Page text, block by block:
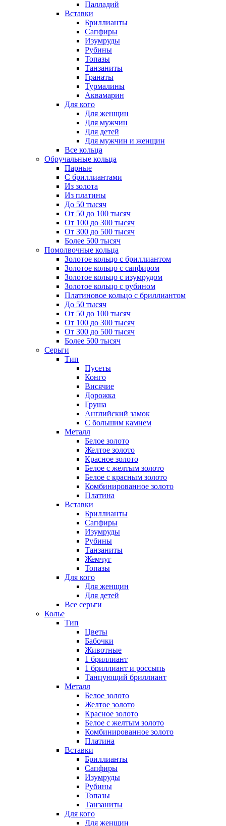
Палладий
Вставки
Бриллианты
Сапфиры
Изумруды
Рубины
Топазы
Танзаниты
Гранаты
Турмалины
Аквамарин
Для кого
Для женщин
Для мужчин
Для детей
Для мужчин и женщин
Все кольца
Обручальные кольца
Парные
С бриллиантами
Из золота
Из платины
До 50 тысяч
От 50 до 100 тысяч
От 100 до 300 тысяч
От 300 до 500 тысяч
Более 500 тысяч
Помолвочные кольца
Золотое кольцо с бриллиантом
Золотое кольцо с сапфиром
Золотое кольцо с изумрудом
Золотое кольцо с рубином
Платиновое кольцо с бриллиантом
До 50 тысяч
От 50 до 100 тысяч
От 100 до 300 тысяч
От 300 до 500 тысяч
Более 500 тысяч
Серьги
Тип
Пусеты
Конго
Висячие
Дорожка
Груша
Английский замок
С большим камнем
Металл
Белое золото
Желтое золото
Красное золото
Белое с желтым золото
Белое с красным золото
Комбинированное золото
Платина
Вставки
Бриллианты
Сапфиры
Изумруды
Рубины
Танзаниты
Жемчуг
Топазы
Для кого
Для женщин
Для детей
Все серьги
Колье
Тип
Цветы
Бабочки
Животные
1 бриллиант
1 бриллиант и россыпь
Танцующий бриллиант
Металл
Белое золото
Желтое золото
Красное золото
Белое с желтым золото
Комбинированное золото
Платина
Вставки
Бриллианты
Сапфиры
Изумруды
Рубины
Топазы
Танзаниты
Для кого
Для женщин